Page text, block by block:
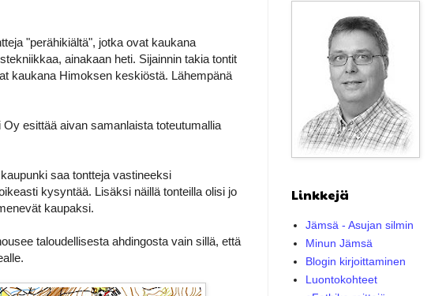
"perähikiältä", jotka ovat kaukana
ainakaan heti. Sijainnin takia tontit
kaukana Himoksen keskiöstä. Lähempänä
esittää aivan samanlaista toteutumallia
saa tontteja vastineeksi
kysyntää. Lisäksi näillä tonteilla olisi jo
kaupaksi.
taloudellisesta ahdingosta vain sillä, että
Linkkejä
Jämsä - Asujan silmin
Minun Jämsä
Blogin kirjoittaminen
Luontokohteet